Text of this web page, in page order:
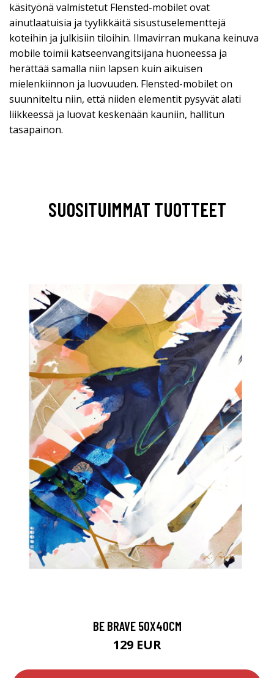
käsityönä valmistetut Flensted-mobilet ovat
ainutlaatuisia ja tyylikkäitä sisustuselementtejä
koteihin ja julkisiin tiloihin. Ilmavirran mukana keinuva
mobile toimii katseenvangitsijana huoneessa ja
herättää samalla niin lapsen kuin aikuisen
mielenkiinnon ja luovuuden. Flensted-mobilet on
suunniteltu niin, että niiden elementit pysyvät alati
liikkeessä ja luovat keskenään kauniin, hallitun
tasapainon.
SUOSITUIMMAT TUOTTEET
BE BRAVE 50X40CM
129 EUR